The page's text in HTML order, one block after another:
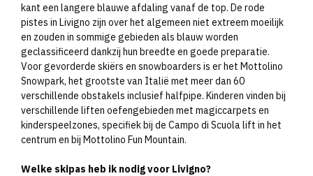
kant een langere blauwe afdaling vanaf de top. De rode
pistes in Livigno zijn over het algemeen niet extreem moeilijk
en zouden in sommige gebieden als blauw worden
geclassificeerd dankzij hun breedte en goede preparatie.
Voor gevorderde skiërs en snowboarders is er het Mottolino
Snowpark, het grootste van Italië met meer dan 60
verschillende obstakels inclusief halfpipe. Kinderen vinden bij
verschillende liften oefengebieden met magiccarpets en
kinderspeelzones, specifiek bij de Campo di Scuola lift in het
centrum en bij Mottolino Fun Mountain.​
Welke skipas heb ik nodig voor Livigno?